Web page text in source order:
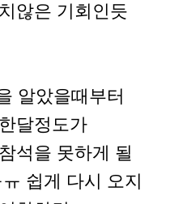
않은 기회인듯
알았을때부터
달정도가
석을 못하게 될
쉽게 다시 오지